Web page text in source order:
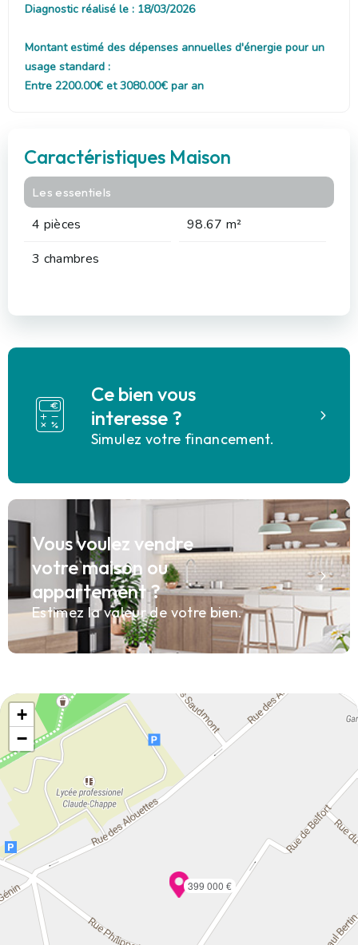
Diagnostic réalisé le : 18/03/2026
Montant estimé des dépenses annuelles d'énergie pour un
usage standard :
Entre 2200.00€ et 3080.00€ par an
Caractéristiques Maison
Les essentiels
4 pièces
98.67 m²
3 chambres
Ce bien vous
interesse ?
Simulez votre financement.
Vous voulez vendre
votre maison ou
appartement ?
Estimez la valeur de votre bien.
399 000 €
+
−